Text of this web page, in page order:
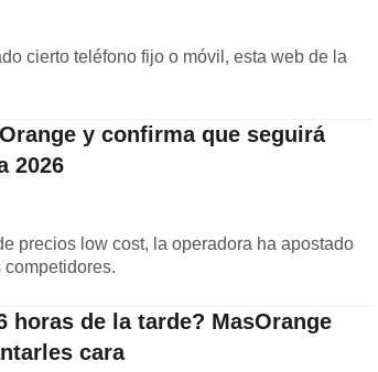
cierto teléfono fijo o móvil, esta web de la
y confirma que seguirá
2026
precios low cost, la operadora ha apostado
competidores.
horas de la tarde? MasOrange
cara